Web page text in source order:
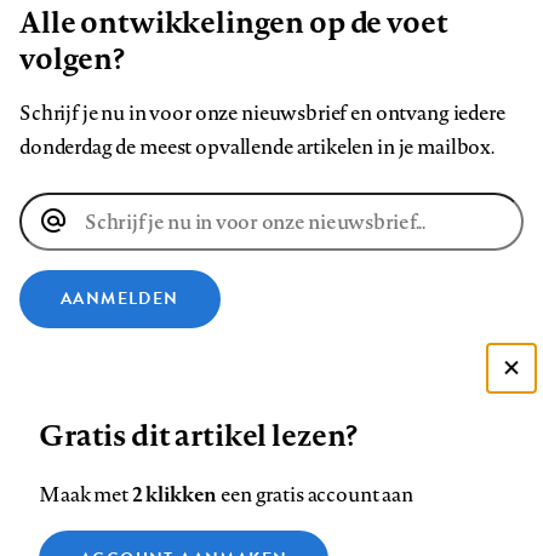
Alle ontwikkelingen op de voet
volgen?
Schrijf je nu in voor onze nieuwsbrief en ontvang iedere
donderdag de meest opvallende artikelen in je mailbox.
E-
mailadres
AANMELDEN
ons
op
ons
op
ons
op
ons
op
ons
op
ons
Contact Colofon Disclaimer Privacy
Gratis dit artikel lezen?
Maak met2 klikkeneen gratis account aan
Zie onze cookie policy